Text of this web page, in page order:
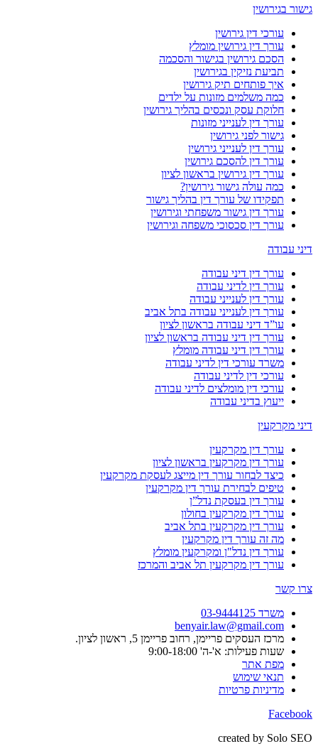
גישור בגירושין
עורכי דין גירושין
עורך דין גירושין מומלץ
הסכם גירושין בגישור והסכמה
תביעת נזיקין בגירושין
איך פותחים תיק גירושין
כמה משלמים מזונות על ילדים
חלוקת עסק ונכסים בהליך גירושין
עורך דין לענייני מזונות
גישור לפני גירושין
עורך דין לענייני גירושין
עורך דין להסכם גירושין
עורך דין גירושין בראשון לציון
כמה עולה גישור גירושין?
תפקידו של עורך דין בהליך גישור
עורך דין גישור משפחתי וגירושין
עורך דין סכסוכי משפחה וגירושין
דיני עבודה
עורך דין דיני עבודה
עורך דין לדיני עבודה
עורך דין לענייני עבודה
עורך דין לענייני עבודה בתל אביב
עו”ד דיני עבודה בראשון לציון
עורך דין דיני עבודה בראשון לציון
עורך דין דיני עבודה מומלץ
משרד עורכי דין לדיני עבודה
עורכי דין לדיני עבודה
עורכי דין מומלצים לדיני עבודה
ייעוץ בדיני עבודה
דיני מקרקעין
עורך דין מקרקעין
עורך דין מקרקעין בראשון לציון
כיצד לבחור עורך דין מייצג לעסקת מקרקעין
טיפים לבחירת עורך דין מקרקעין
עורך דין בעסקת נדל”ן
עורך דין מקרקעין בחולון
עורך דין מקרקעין בתל אביב
מה זה עורך דין מקרקעין
עורך דין נדל"ן ומקרקעין מומלץ
עורך דין מקרקעין תל אביב והמרכז
צרו קשר
משרד 03-9444125
benyair.law@gmail.com
מרכז העסקים פריימן, רחוב פריימן 5, ראשון לציון.
שעות פעילות: א'-ה' 9:00-18:00
מפת אתר
תנאי שימוש
מדיניות פרטיות
Facebook
created by Solo SEO